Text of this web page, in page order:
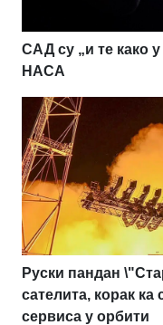
САД су „и те како
НАСА
Руски пандан
сателита, корак
сервиса у орбити